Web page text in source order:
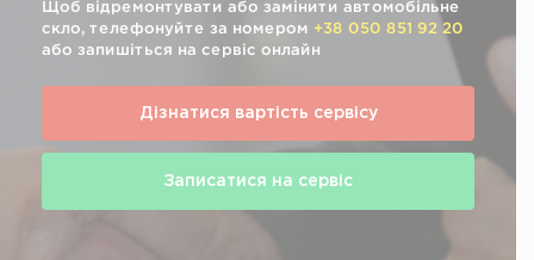
Щоб відремонтувати або замінити автомобільне
скло, телефонуйте за номером +38 050 851 92 20
або запишіться на сервіс онлайн
Дізнатися вартість сервісу
Записатися на сервіс